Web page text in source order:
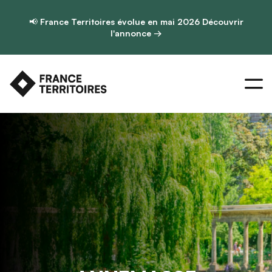
📢 France Territoires évolue en mai 2026 Découvrir
l'annonce →